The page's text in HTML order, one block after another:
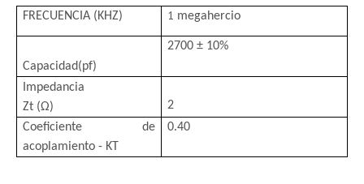
FRECUENCIA (KHZ) 1 megahercio
Capacidad(pf)
2700 ± 10%
Impedancia
Zt (Ω)
2
Coeficiente de
acoplamiento - KT
0.40